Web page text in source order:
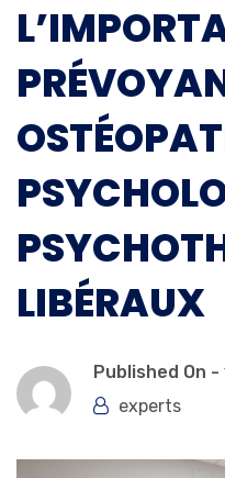
LIBÉRAUX
Published On -
experts